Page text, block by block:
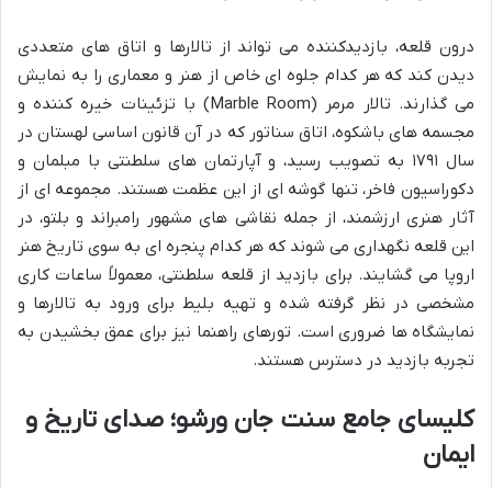
درون قلعه، بازدیدکننده می تواند از تالارها و اتاق های متعددی
دیدن کند که هر کدام جلوه ای خاص از هنر و معماری را به نمایش
می گذارند. تالار مرمر (Marble Room) با تزئینات خیره کننده و
مجسمه های باشکوه، اتاق سناتور که در آن قانون اساسی لهستان در
سال ۱۷۹۱ به تصویب رسید، و آپارتمان های سلطنتی با مبلمان و
دکوراسیون فاخر، تنها گوشه ای از این عظمت هستند. مجموعه ای از
آثار هنری ارزشمند، از جمله نقاشی های مشهور رامبراند و بلتو، در
این قلعه نگهداری می شوند که هر کدام پنجره ای به سوی تاریخ هنر
اروپا می گشایند. برای بازدید از قلعه سلطنتی، معمولاً ساعات کاری
مشخصی در نظر گرفته شده و تهیه بلیط برای ورود به تالارها و
نمایشگاه ها ضروری است. تورهای راهنما نیز برای عمق بخشیدن به
تجربه بازدید در دسترس هستند.
کلیسای جامع سنت جان ورشو؛ صدای تاریخ و
ایمان